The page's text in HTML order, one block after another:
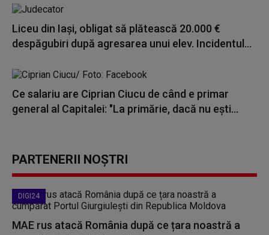
Liceu din Iași, obligat să plătească 20.000 €
despăgubiri după agresarea unui elev. Incidentul...
Ce salariu are Ciprian Ciucu de când e primar
general al Capitalei: "La primărie, dacă nu eşti...
PARTENERII NOȘTRI
DIGI24
MAE rus atacă România după ce țara noastră a